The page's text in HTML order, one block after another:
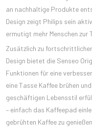
an nachhaltige Produkte
Design zeigt Philips sein
ermutigt mehr Menschen zur
Zusätzlich zu
Design bietet die Senseo
Funktionen für eine
eine Tasse Kaffee brühen
geschäftigen Lebensstil
– einfach das Kaffeepad
gebrühten Kaffee zu